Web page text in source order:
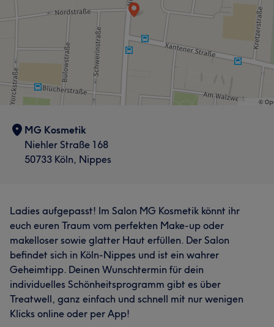
MG Kosmetik
Niehler Straße 168
50733 Köln, Nippes
Ladies aufgepasst! Im Salon MG Kosmetik könnt ihr
euch euren Traum vom perfekten Make-up oder
makelloser sowie glatter Haut erfüllen. Der Salon
befindet sich in Köln-Nippes und ist ein wahrer
Geheimtipp. Deinen Wunschtermin für dein
individuelles Schönheitsprogramm gibt es über
Treatwell, ganz einfach und schnell mit nur wenigen
Klicks online oder per App!